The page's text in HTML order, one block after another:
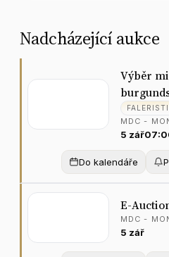
Nadcházející aukce
M D C - M O
Výběr mi
burgund
5 zář
Do kalendáře
M D C - M O
E-Auctio
5 zář